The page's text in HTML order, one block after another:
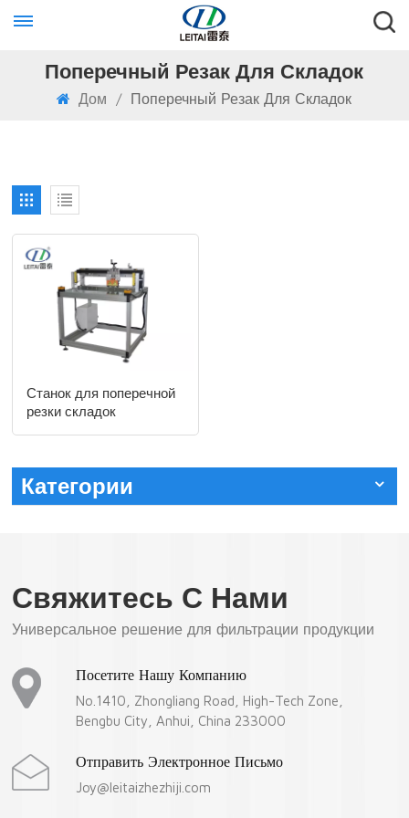
Поперечный Резак Для Складок
Дом / Поперечный Резак Для Складок
Станок для поперечной
резки складок
Категории
Свяжитесь С Нами
Универсальное решение для фильтрации продукции
Посетите Нашу Компанию
No.1410, Zhongliang Road, High-Tech Zone,
Bengbu City, Anhui, China 233000
Отправить Электронное Письмо
Joy@leitaizhezhiji.com